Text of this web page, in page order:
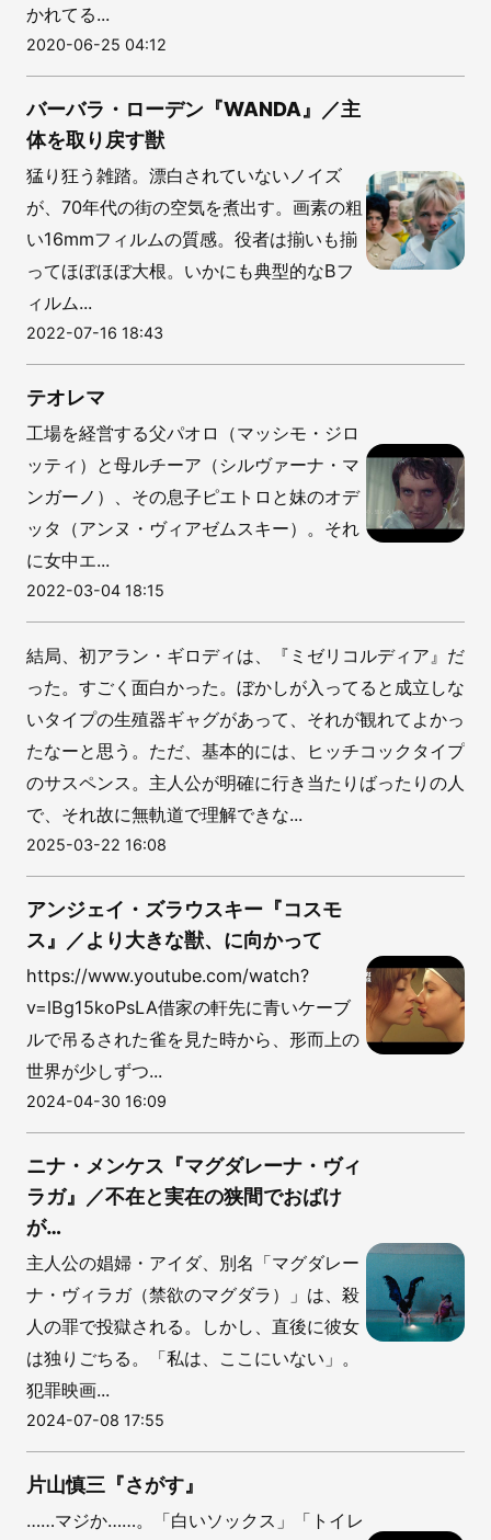
かれてる...
2020-06-25 04:12
バーバラ・ローデン『WANDA』／主
体を取り戻す獣
猛り狂う雑踏。漂白されていないノイズ
が、70年代の街の空気を煮出す。画素の粗
い16mmフィルムの質感。役者は揃いも揃
ってほぼほぼ大根。いかにも典型的なBフ
ィルム...
2022-07-16 18:43
テオレマ
工場を経営する父パオロ（マッシモ・ジロ
ッティ）と母ルチーア（シルヴァーナ・マ
ンガーノ）、その息子ピエトロと妹のオデ
ッタ（アンヌ・ヴィアゼムスキー）。それ
に女中エ...
2022-03-04 18:15
結局、初アラン・ギロディは、『ミゼリコルディア』だ
った。すごく面白かった。ぼかしが入ってると成立しな
いタイプの生殖器ギャグがあって、それが観れてよかっ
たなーと思う。ただ、基本的には、ヒッチコックタイプ
のサスペンス。主人公が明確に行き当たりばったりの人
で、それ故に無軌道で理解できな...
2025-03-22 16:08
アンジェイ・ズラウスキー『コスモ
ス』／より大きな獣、に向かって
https://www.youtube.com/watch?
v=lBg15koPsLA借家の軒先に青いケーブ
ルで吊るされた雀を見た時から、形而上の
世界が少しずつ...
2024-04-30 16:09
ニナ・メンケス『マグダレーナ・ヴィ
ラガ』／不在と実在の狭間でおばけ
が…
主人公の娼婦・アイダ、別名「マグダレー
ナ・ヴィラガ（禁欲のマグダラ）」は、殺
人の罪で投獄される。しかし、直後に彼女
は独りごちる。「私は、ここにいない」。
犯罪映画...
2024-07-08 17:55
片山慎三『さがす』
……マジか……。「白いソックス」「トイレ